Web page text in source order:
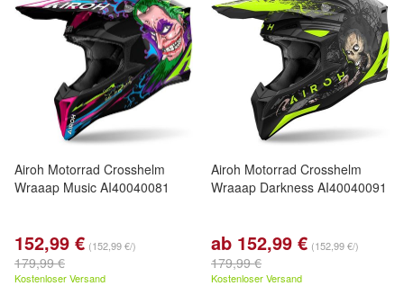
Airoh Motorrad Crosshelm
Wraaap Music AI40040081
152,99 € (152,99 €/)
179,99 €
Kostenloser Versand
Airoh Motorrad Crosshelm
Wraaap Darkness AI40040091
ab 152,99 € (152,99 €/)
179,99 €
Kostenloser Versand